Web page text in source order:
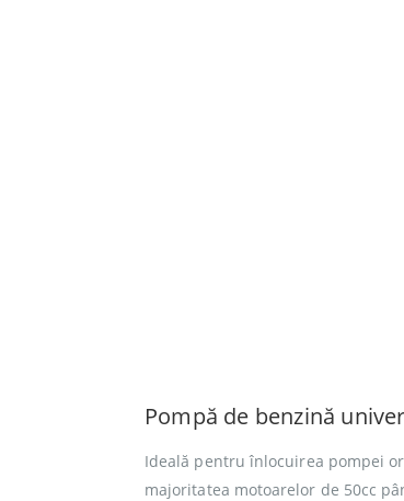
Pompă de benzină
Ideală pentru înlocuirea pompei
majoritatea motoarelor de 50cc